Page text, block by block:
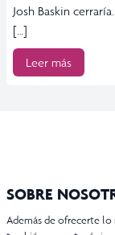
Josh Baskin
[…]
Leer más
SOBRE
Además de ofrecerte lo